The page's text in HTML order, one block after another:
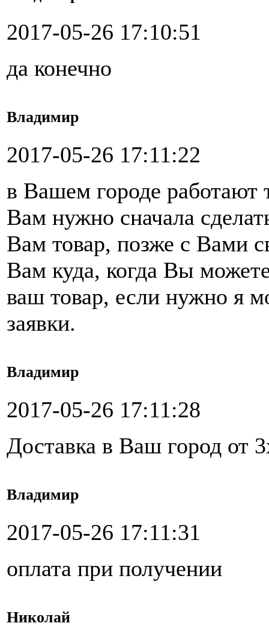
2017-05-26 17:10:51
да конечно
Владимир
2017-05-26 17:11:22
в Вашем городе работают
Вам нужно сначала
Вам товар, позже с Вами
Вам куда, когда Вы
ваш товар, если нужно я
заявки.
Владимир
2017-05-26 17:11:28
Доставка в Ваш город от
Владимир
2017-05-26 17:11:31
оплата при получении
Николай